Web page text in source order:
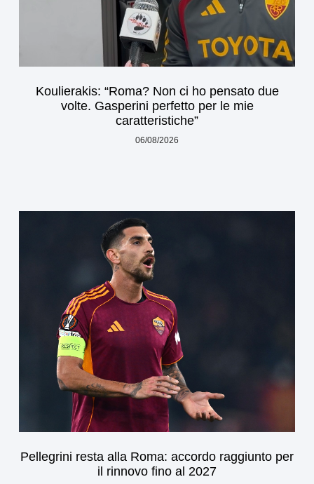
Koulierakis: “Roma? Non ci ho pensato due
volte. Gasperini perfetto per le mie
caratteristiche”
06/08/2026
Pellegrini resta alla Roma: accordo raggiunto per
il rinnovo fino al 2027